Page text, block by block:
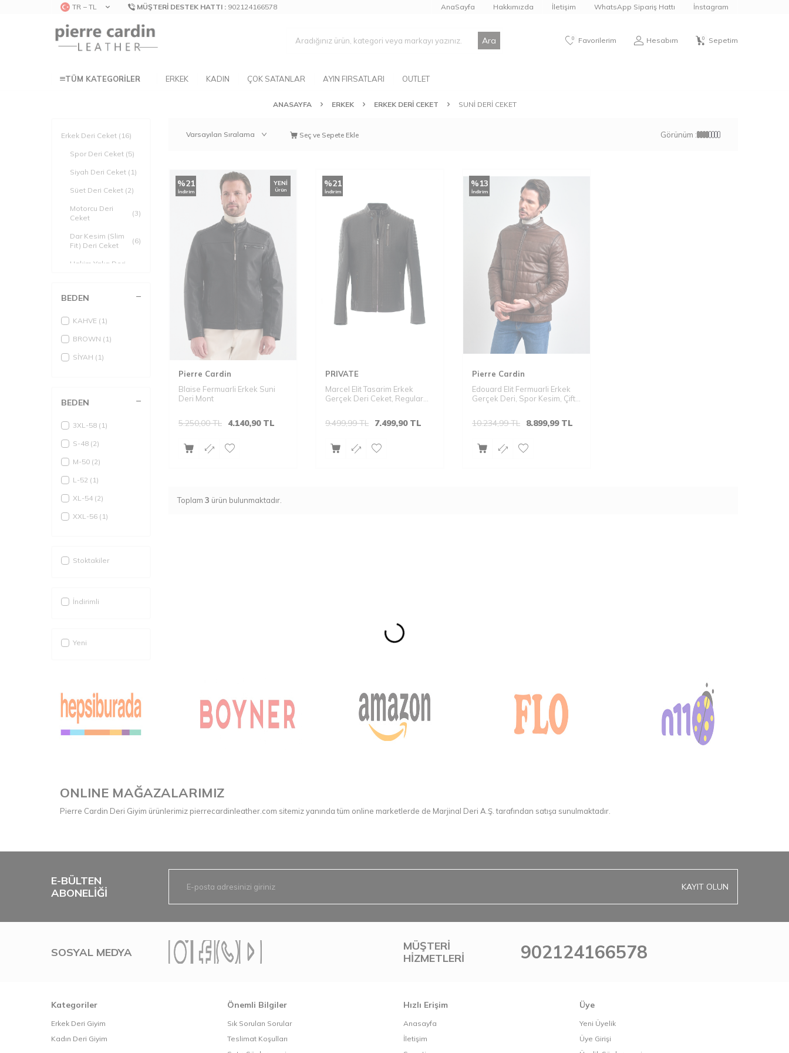
TR − TL MÜŞTERI DESTEK HATTI : 902124166578 AnaSayfa Hakkımızda İletişim WhatsApp Sipariş Hattı İnstagram
Ara 0 Favorilerim Hesabım 0 Sepetim
TÜM KATEGORILER ERKEK KADIN ÇOK SATANLAR AYIN FIRSATLARI OUTLET
ANASAYFA ERKEK ERKEK DERI CEKET SUNI DERI CEKET
Erkek Deri Ceket (16)
Spor Deri Ceket (5)
Siyah Deri Ceket (1)
Süet Deri Ceket (2)
Motorcu Deri
Ceket
(3)
Dar Kesim (Slim
Fit) Deri Ceket
(6)
Hakim Yaka Deri
Kürklü Deri Ceket
BEDEN
KAHVE (1)
BROWN (1)
SİYAH (1)
BEDEN
3XL-58 (1)
S-48 (2)
M-50 (2)
L-52 (1)
XL-54 (2)
XXL-56 (1)
Stoktakiler
İndirimli
Yeni
Seç ve Sepete Ekle Görünüm :
%21
İndirim
YENI
Ürün
Pierre Cardin
Blaise Fermuarli Erkek Suni
Deri Mont
5.250,00TL 4.140,90TL
%21
İndirim
PRIVATE
Marcel Elit Tasarim Erkek
Gerçek Deri Ceket, Regular
9.499,99TL 7.499,90TL
%13
İndirim
Pierre Cardin
Edouard Elit Fermuarli Erkek
Gerçek Deri, Spor Kesim, Çift
10.234,99TL 8.899,99TL
Toplam 3 ürün bulunmaktadır.
ONLINE MAĞAZALARIMIZ
Pierre Cardin Deri Giyim ürünlerimizpierrecardinleather.com sitemiz yanında tüm online marketlerde de Marjinal Deri A.Ş. tarafından satışa sunulmaktadır.
E-BÜLTEN
ABONELIĞI
KAYIT OLUN
SOSYAL MEDYA
MÜŞTERI
HIZMETLERI
902124166578
Kategoriler
Erkek Deri Giyim
Kadın Deri Giyim
Önemli Bilgiler
Sık Sorulan Sorular
Teslimat Koşulları
Hızlı Erişim
Anasayfa
İletişim
Üye
Yeni Üyelik
Üye Girişi